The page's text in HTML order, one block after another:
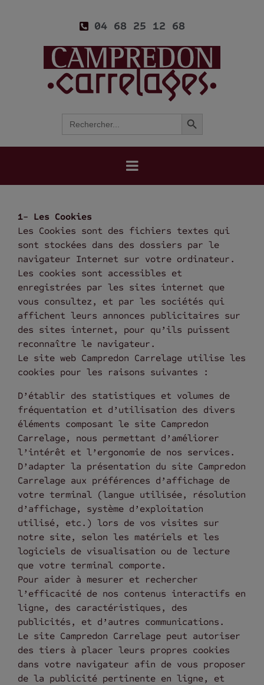
04 68 25 12 68
Search
for:
Search Button
1- Les Cookies
Les Cookies sont des fichiers textes qui
sont stockées dans des dossiers par le
navigateur Internet sur votre ordinateur.
Les cookies sont accessibles et
enregistrées par les sites internet que
vous consultez, et par les sociétés qui
affichent leurs annonces publicitaires sur
des sites internet, pour qu’ils puissent
reconnaître le navigateur.
Le site web Campredon Carrelage utilise les
cookies pour les raisons suivantes :
D’établir des statistiques et volumes de
fréquentation et d’utilisation des divers
éléments composant le site Campredon
Carrelage, nous permettant d’améliorer
l’intérêt et l’ergonomie de nos services.
D’adapter la présentation du site Campredon
Carrelage aux préférences d’affichage de
votre terminal (langue utilisée, résolution
d’affichage, système d’exploitation
utilisé, etc.) lors de vos visites sur
notre site, selon les matériels et les
logiciels de visualisation ou de lecture
que votre terminal comporte.
Pour aider à mesurer et rechercher
l’efficacité de nos contenus interactifs en
ligne, des caractéristiques, des
publicités, et d’autres communications.
Le site Campredon Carrelage peut autoriser
des tiers à placer leurs propres cookies
dans votre navigateur afin de vous proposer
de la publicité pertinente en ligne, et